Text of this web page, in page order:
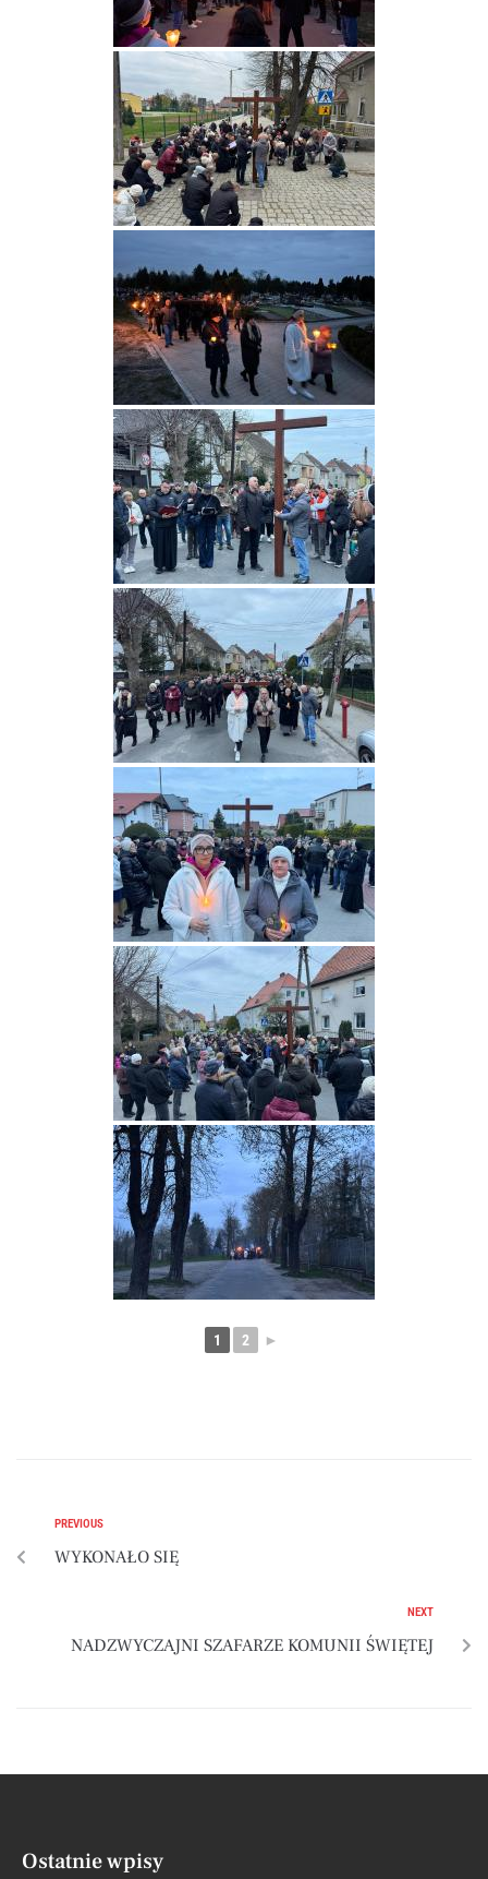
1 2 ►
PREVIOUS
WYKONAŁO SIĘ
NEXT
NADZWYCZAJNI SZAFARZE KOMUNII ŚWIĘTEJ
Ostatnie wpisy